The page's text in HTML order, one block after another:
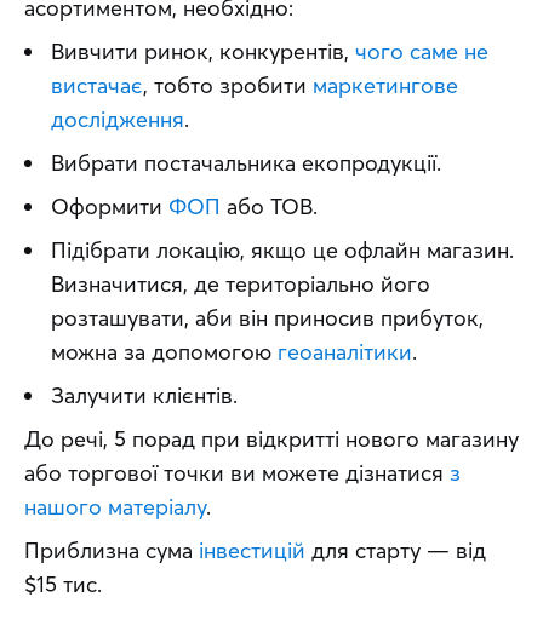
асортиментом, необхідно:
Вивчити ринок, конкурентів, чого саме не
вистачає, тобто зробити маркетингове
дослідження.
Вибрати постачальника екопродукції.
Оформити ФОП або ТОВ.
Підібрати локацію, якщо це офлайн магазин.
Визначитися, де територіально його
розташувати, аби він приносив прибуток,
можна за допомогою геоаналітики.
Залучити клієнтів.
До речі, 5 порад при відкритті нового магазину
або торгової точки ви можете дізнатися з
нашого матеріалу.
Приблизна сума інвестицій для старту — від
$15 тис.